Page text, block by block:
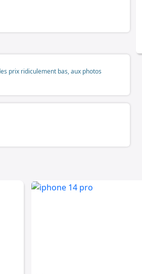
prix ridiculement bas, aux photos